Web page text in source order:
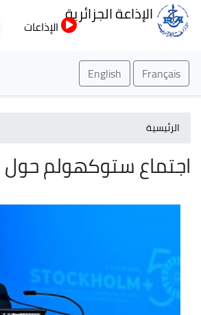
إلى
الإذاعة الجزائرية
الإذاعات
Français
English
الرئيسية
اجتماع ستوكهولم حول